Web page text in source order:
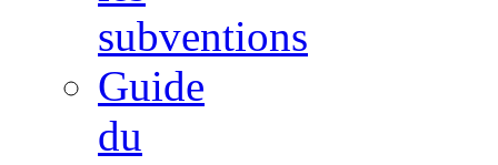
subventions
Guide
du